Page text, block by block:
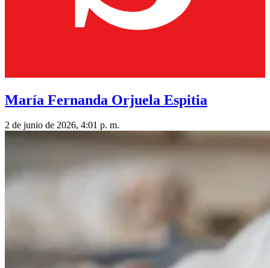
María Fernanda Orjuela Espitia
2 de junio de 2026, 4:01 p. m.